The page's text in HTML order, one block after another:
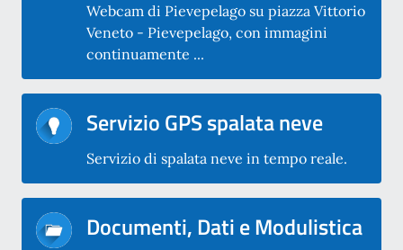
Webcam di Pievepelago su piazza Vittorio
Veneto - Pievepelago, con immagini
continuamente ...
Servizio GPS spalata neve
Servizio di spalata neve in tempo reale.
Documenti, Dati e Modulistica